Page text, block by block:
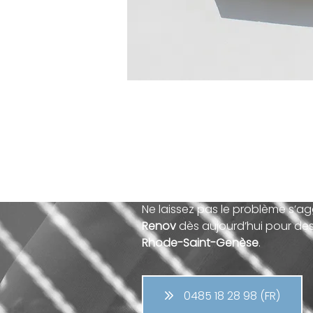
Ne laissez pas le problème
Renovdès aujourd’hui pour
Rhode-Saint-Genèse.
0485 18 28 98 (FR)